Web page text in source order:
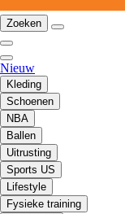
Zoeken
Nieuw
Kleding
Schoenen
NBA
Ballen
Uitrusting
Sports US
Lifestyle
Fysieke training